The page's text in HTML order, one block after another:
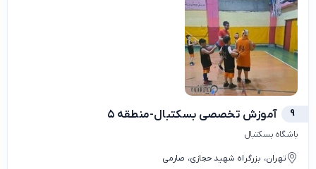
9 آموزش تخصصی بسکتبال-منطقه ۵
باشگاه بسکتبال
تهران، بزرگراه شهید حجازی، صارمی